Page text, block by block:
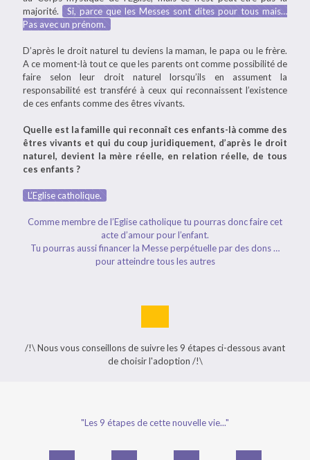
majorité.
Si, parce que les Messes sont dites pour tous mais…
Pas avec un prénom.
D’après le droit naturel tu deviens la maman, le papa ou le frère.
A ce moment-là tout ce que les parents ont comme possibilité de
faire selon leur droit naturel lorsqu’ils en assument la
responsabilité est transféré à ceux qui reconnaissent l’existence
de ces enfants comme des êtres vivants.
Quelle est la famille qui reconnaît ces enfants-là comme des
êtres vivants et qui du coup juridiquement, d’après le droit
naturel, devient la mère réelle, en relation réelle, de tous
ces enfants ?
L’Eglise catholique.
Comme membre de l’Eglise catholique tu pourras donc faire cet
acte d’amour pour l’enfant.
Tu pourras aussi financer la Messe perpétuelle par des dons …
pour atteindre tous les autres
/!\ Nous vous conseillons de suivre les 9 étapes ci-dessous avant
de choisir l'adoption /!\
"Les 9 étapes de cette nouvelle vie..."